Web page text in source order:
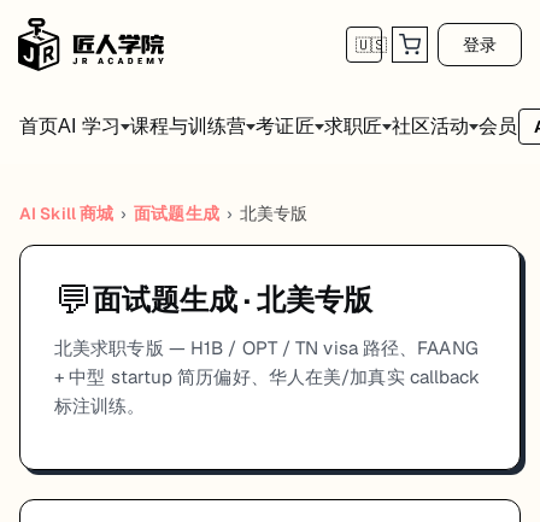
🇺🇸 登录
首页AI 学习 课程与训练营 考证匠 求职匠 社区活动 会员
AI Skill 商城 › 面试题生成 › 北美专版
💬面试题生成·北美专版
北美求职专版 — H1B / OPT / TN visa 路径、FAANG
+ 中型 startup 简历偏好、华人在美/加真实 callback
标注训练。